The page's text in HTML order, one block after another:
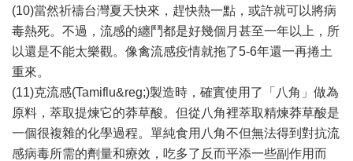
(10)當然祈禱台灣夏天快來，趕快熱一點，或許就可以將病
毒熱死。不過，流感的纏鬥都是好幾個月甚至一年以上，所
以還是不能太樂觀。像禽流感疫情就拖了5-6年還一再捲土
重來。
(11)克流感(Tamiflu&reg;)製造時，確實使用了「八角」做為
原料，萃取提煉它的莽草酸。但從八角裡萃取精煉莽草酸是
一個很複雜的化學過程。單純食用八角不但無法得到對抗流
感病毒所需的劑量和療效，吃多了反而平添一些副作用而